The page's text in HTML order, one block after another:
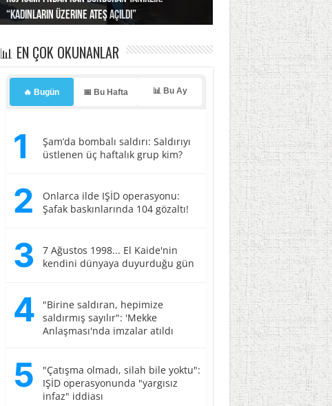
“Kadınların üzerine ateş açıldı”
Irak’a misilleme tehdidi!
yaptı… İsrail’in “timsah” planına fren!
kayıtlar başladı
basıldı, kabus yaşatıldı!
📊 EN ÇOK OKUNANLAR
🔥 Bugün 📅 Bu Hafta 📊 Bu Ay
1
Şam’da bombalı saldırı: Saldırıyı
üstlenen üç haftalık grup kim?
2
Onlarca ilde IŞİD operasyonu:
Şafak baskınlarında 104 gözaltı!
3
7 Ağustos 1998... El Kaide'nin
kendini dünyaya duyurduğu gün
4
"Birine saldıran, hepimize
saldırmış sayılır": 'Mekke
Anlaşması'nda imzalar atıldı
5
"Çatışma olmadı, silah bile yoktu":
IŞİD operasyonunda "yargısız
infaz" iddiası